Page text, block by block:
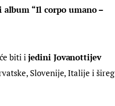
“Il corpo umano –
biti i jedini Jovanottijev
Slovenije, Italije i šireg